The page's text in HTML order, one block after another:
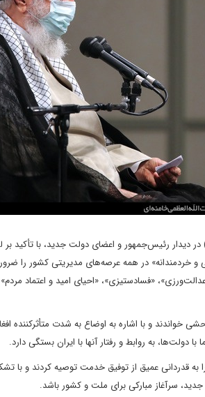
در دیدار رئیس‌جمهور و اعضای دولت جدید، با تأکید
و خردمندانه» در همه عرصه‌های مدیریتی کشور را
«فسادستیزی»، «احیای امید و اعتماد
خواندند و با اشاره به اوضاع به شدت متأثرکننده
به روابط و رفتار آنها با ایران بستگی دارد.
قدردانی عمیق از توفیق خدمت توصیه کردند و با
سرآغاز مبارکی برای ملت و کشور باشد.